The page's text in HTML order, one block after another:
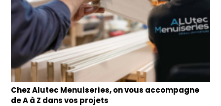
Chez Alutec Menuiseries, on vous accompagne
de A à Z dans vos projets